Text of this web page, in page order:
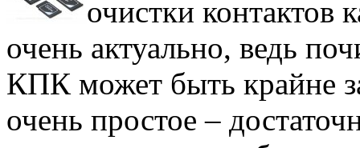
очистки контактов
очень актуально, ведь
КПК может быть крайне
очень простое –